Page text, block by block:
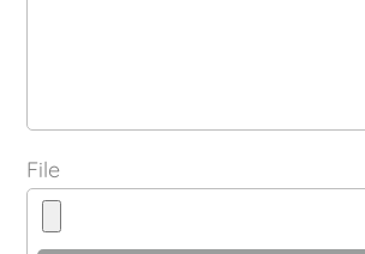
File